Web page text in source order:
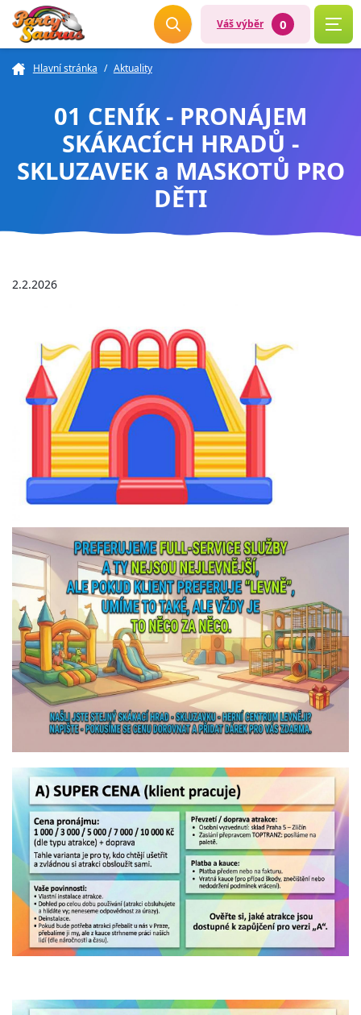
Váš výběr 0
Hlavní stránka / Aktuality
01 CENÍK - PRONÁJEM
SKÁKACÍCH HRADŮ -
SKLUZAVEK a MASKOTŮ PRO
DĚTI
2.2.2026